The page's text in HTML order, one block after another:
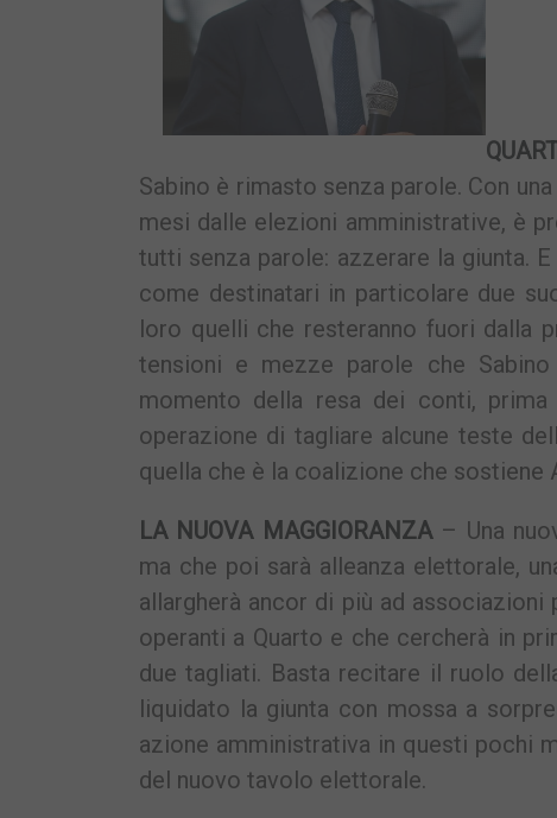
Sabino è rimasto senza parole. Con
mesi dalle elezioni amministrative, è
tutti senza parole: azzerare la giunta.
come destinatari in particolare due
loro quelli che resteranno fuori dalla
tensioni e mezze parole che
momento della resa dei conti,
operazione di tagliare alcune teste
quella che è la coalizione che sostiene
LA NUOVA MAGGIORANZA– Una
ma che poi sarà alleanza elettorale,
allargherà ancor di più ad
operanti a Quarto e che cercherà in
due tagliati. Basta recitare il ruolo
liquidato la giunta con mossa a
azione amministrativa in questi pochi
del nuovo tavolo elettorale.